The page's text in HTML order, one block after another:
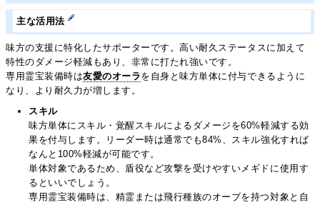
主な活用法
味方の支援に特化したサポーターです。高い耐久ステータスに加えて
特性のダメージ軽減もあり、非常に打たれ強いです。
専用霊宝装備時は友愛のオーラを自身と味方単体に付与できるように
なり、より耐久力が増します。
スキル
味方単体にスキル・覚醒スキルによるダメージを60%軽減する効
果を付与します。リーダー時は通常でも84%、スキル強化すれば
なんと100%軽減が可能です。
単体対象であるため、盾役など攻撃を受けやすいメギドに使用す
るといいでしょう。
専用霊宝装備時は、精霊または飛行種族のオーブを持つ対象と自